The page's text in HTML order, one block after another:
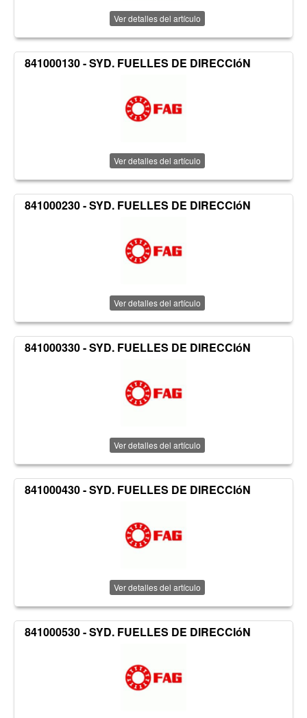
Ver detalles del artículo
841000130 - SYD. FUELLES DE DIRECCIóN
Ver detalles del artículo
841000230 - SYD. FUELLES DE DIRECCIóN
Ver detalles del artículo
841000330 - SYD. FUELLES DE DIRECCIóN
Ver detalles del artículo
841000430 - SYD. FUELLES DE DIRECCIóN
Ver detalles del artículo
841000530 - SYD. FUELLES DE DIRECCIóN